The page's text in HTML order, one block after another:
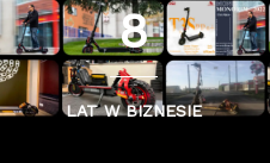
8
LAT W BIZNESIE